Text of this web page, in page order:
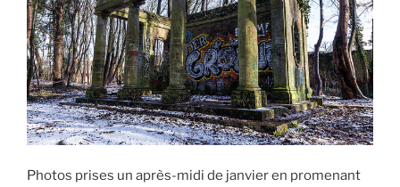
Photos prises un après-midi de janvier en promenant